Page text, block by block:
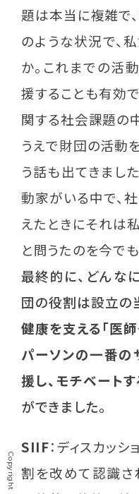
題は本当に複雑で
のような状況で、
か。これまでの活
援することも有効
関する社会課題の
うえで財団の活動
う話も出てきまし
動家がいる中で、
えたときにそれは
と問うたのを今で
最終的に、どんな
団の役割は設立の
健康を支える「医
パーソンの一番の
援し、モチベートす
ができました。
SIIF：ディスカッ
割を改めて認識さ